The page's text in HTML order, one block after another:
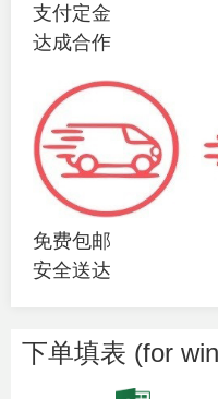
支付定金
达成合作
免费包邮
安全送达
下单填表 (for